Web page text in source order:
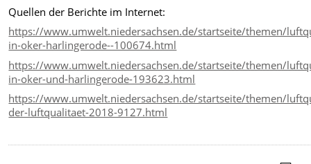
Quellen der Berichte im Internet:
https://www.umwelt.niedersachsen.de/startseite/themen/
in-oker-harlingerode--100674.html
https://www.umwelt.niedersachsen.de/startseite/themen/
in-oker-und-harlingerode-193623.html
https://www.umwelt.niedersachsen.de/startseite/themen/
der-luftqualitaet-2018-9127.html